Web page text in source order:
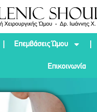
Επεμβάσεις Ώμου
Επικοινωνία